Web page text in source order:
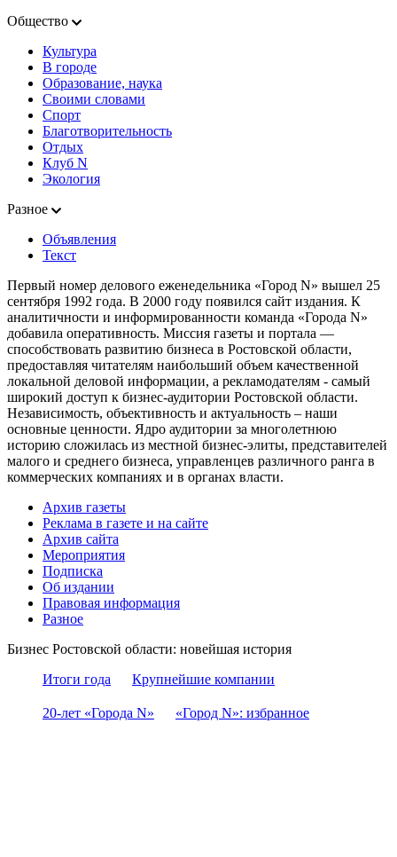
Общество
Культура
В городе
Образование, наука
Своими словами
Спорт
Благотворительность
Отдых
Клуб N
Экология
Разное
Объявления
Текст
Первый номер делового еженедельника «Город N» вышел 25
сентября 1992 года. В 2000 году появился сайт издания. К
аналитичности и информированности команда «Города N»
добавила оперативность. Миссия газеты и портала —
способствовать развитию бизнеса в Ростовской области,
предоставляя читателям наибольший объем качественной
локальной деловой информации, а рекламодателям - самый
широкий доступ к бизнес-аудитории Ростовской области.
Независимость, объективность и актуальность – наши
основные ценности. Ядро аудитории за многолетнюю
историю сложилась из местной бизнес-элиты, представителей
малого и среднего бизнеса, управленцев различного ранга в
коммерческих компаниях и в органах власти.
Архив газеты
Реклама в газете и на сайте
Архив сайта
Мероприятия
Подписка
Об издании
Правовая информация
Разное
Бизнес Ростовской области: новейшая история
Итоги года
Крупнейшие компании
20-лет «Города N» «Город N»: избранное